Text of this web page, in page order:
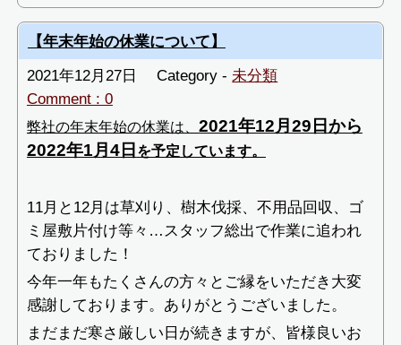
【年末年始の休業について】
2021年12月27日
Category - 未分類
Comment : 0
弊社の年末年始の休業は、 2021年12月29日から
2022年1月4日 を予定しています。
11月と12月は草刈り、樹木伐採、不用品回収、ゴ
ミ屋敷片付け等々…スタッフ総出で作業に追われ
ておりました！
今年一年もたくさんの方々とご縁をいただき大変
感謝しております。ありがとうございました。
まだまだ寒さ厳しい日が続きますが、皆様良いお